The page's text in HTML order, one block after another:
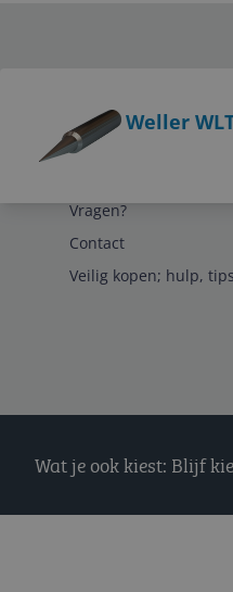
Weller
Vragen?
Contact
Veilig kopen; hulp,
Wat je ook kiest: Blijf